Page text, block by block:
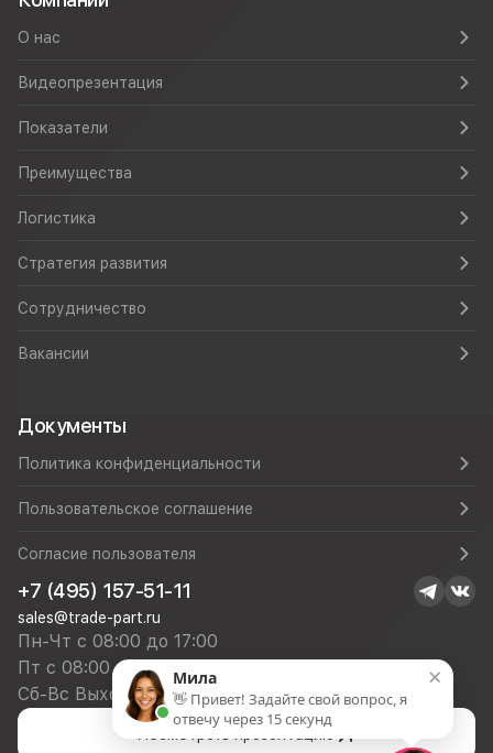
О нас
Видеопрезентация
Показатели
Преимущества
Логистика
Стратегия развития
Сотрудничество
Вакансии
Документы
Политика конфиденциальности
Пользовательское соглашение
Согласие пользователя
+7 (495) 157-51-11
sales@trade-part.ru
Пн-Чт с 08:00 до 17:00
Пт с 08:00 до 16:00
Сб-Вс Выходной
×
Мила
👋 Привет! Задайте свой вопрос, я
отвечу через 15 секунд